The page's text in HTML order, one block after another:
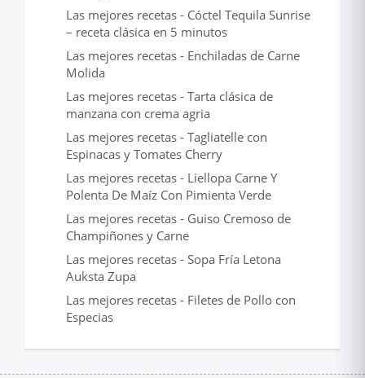
Las mejores recetas - Cóctel Tequila Sunrise
– receta clásica en 5 minutos
Las mejores recetas - Enchiladas de Carne
Molida
Las mejores recetas - Tarta clásica de
manzana con crema agria
Las mejores recetas - Tagliatelle con
Espinacas y Tomates Cherry
Las mejores recetas - Liellopa Carne Y
Polenta De Maíz Con Pimienta Verde
Las mejores recetas - Guiso Cremoso de
Champiñones y Carne
Las mejores recetas - Sopa Fría Letona
Auksta Zupa
Las mejores recetas - Filetes de Pollo con
Especias